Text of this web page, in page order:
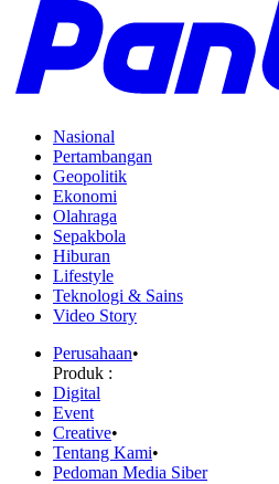
Nasional
Pertambangan
Geopolitik
Ekonomi
Olahraga
Sepakbola
Hiburan
Lifestyle
Teknologi & Sains
Video Story
Perusahaan•
Produk :
Digital
Event
Creative•
Tentang Kami•
Pedoman Media Siber